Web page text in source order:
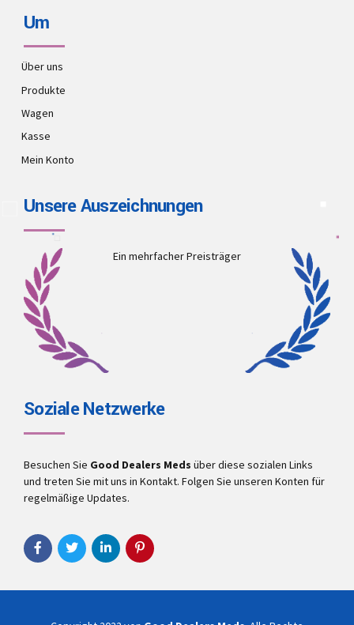
Um
Über uns
Produkte
Wagen
Kasse
Mein Konto
Unsere Auszeichnungen
Ein mehrfacher Preisträger
Soziale Netzwerke
Besuchen Sie Good Dealers Meds über diese sozialen Links
und treten Sie mit uns in Kontakt. Folgen Sie unseren Konten für
regelmäßige Updates.